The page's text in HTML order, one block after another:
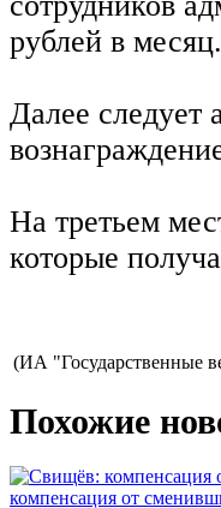
рублей в месяц.
Далее следует
На третьем
которые
(ИА "Государственные
Похожие
компенсация от